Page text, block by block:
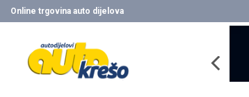
Skip
to
Online trgovina auto dijelova